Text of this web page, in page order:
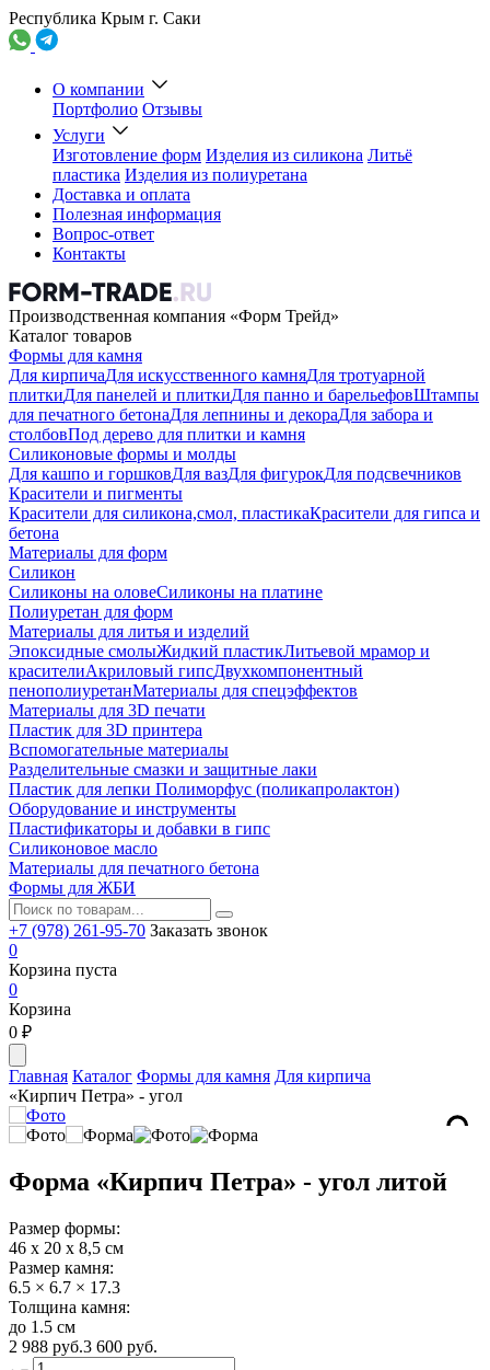
Республика Крым г. Саки
О компании
Портфолио Отзывы
Услуги
Изготовление форм Изделия из силикона Литьё
пластика Изделия из полиуретана
Доставка и оплата
Полезная информация
Вопрос-ответ
Контакты
Производственная компания «Форм Трейд»
Каталог товаров
Формы для камня
Для кирпичаДля искусственного камняДля тротуарной
плиткиДля панелей и плиткиДля панно и барельефовШтампы
для печатного бетонаДля лепнины и декораДля забора и
столбовПод дерево для плитки и камня
Силиконовые формы и молды
Для кашпо и горшковДля вазДля фигурокДля подсвечников
Красители и пигменты
Красители для силикона,смол, пластикаКрасители для гипса и
бетона
Материалы для форм
Силикон
Силиконы на оловеСиликоны на платине
Полиуретан для форм
Материалы для литья и изделий
Эпоксидные смолыЖидкий пластикЛитьевой мрамор и
красителиАкриловый гипсДвухкомпонентный
пенополиуретанМатериалы для спецэффектов
Материалы для 3D печати
Пластик для 3D принтера
Вспомогательные материалы
Разделительные смазки и защитные лаки
Пластик для лепки Полиморфус (поликапролактон)
Оборудование и инструменты
Пластификаторы и добавки в гипс
Силиконовое масло
Материалы для печатного бетона
Формы для ЖБИ
+7 (978) 261-95-70 Заказать звонок
0
Корзина пуста
0
Корзина
0 ₽
Главная Каталог Формы для камня Для кирпича
«Кирпич Петра» - угол
Форма «Кирпич Петра» - угол литой
Размер формы:
46 х 20 х 8,5 см
Размер камня:
6.5 × 6.7 × 17.3
Толщина камня:
до 1.5 см
2 988 руб.3 600 руб.